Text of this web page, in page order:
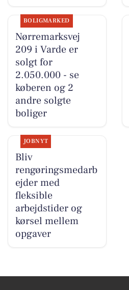
BOLIGMARKED
Nørremarksvej
209 i Varde er
solgt for
2.050.000 - se
køberen og 2
andre solgte
boliger
JOBNYT
Bliv
rengøringsmedarb
ejder med
fleksible
arbejdstider og
kørsel mellem
opgaver